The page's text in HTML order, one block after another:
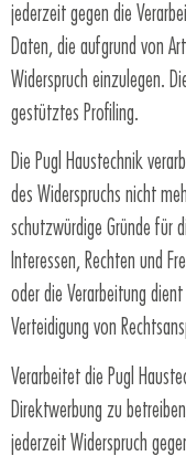
jederzeit gegen die
Daten, die aufgrund von
Widerspruch einzulegen.
gestütztes Profiling.
Die Pugl Haustechnik
des Widerspruchs nicht
schutzwürdige Gründe für
Interessen, Rechten und
oder die Verarbeitung
Verteidigung von
Verarbeitet die Pugl
Direktwerbung zu
jederzeit Widerspruch